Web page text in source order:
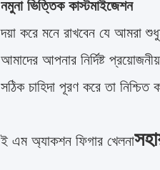
নমুনা ভিত্তিক কাস্টমাইজেশন
দয়া করে মনে রাখবেন যে আমরা
আমাদের আপনার নির্দিষ্ট
সঠিক চাহিদা পূরণ করে তা
ই এম অ্যাকশন ফিগার খেলনা